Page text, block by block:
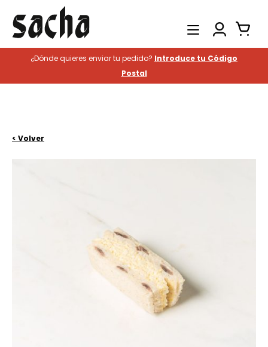
Productos
Catering
¿Dónde quieres enviar tu pedido? Introduce tu Código
Postal
< Volver